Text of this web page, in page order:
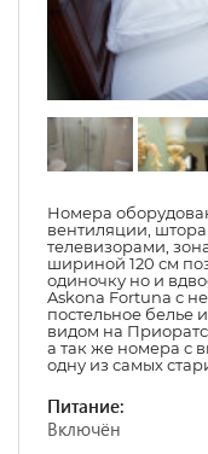
Номера
вентиляции,
телевизорами,
шириной 120 см
одиночку но и
Askona Fortuna с
постельное белье
видом на
а так же номера с
одну из самых
Питание:
Включён